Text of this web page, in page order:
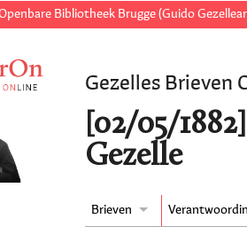
Bibliotheek Brugge (Guido
Gezelles Brieven
[02/05/
Gezelle
Brieven